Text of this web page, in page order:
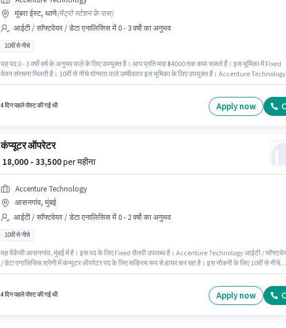
मुंबरा ईस्ट, थाणे(मेट्रो स्टेशन के पास)
आईटी / सॉफ्टवेयर / डेटा एनालिसिस में 0 - 3 वर्षो का अनुभव
10वीं से नीचे
यह पद 0 - 3 वर्षो वर्ष के अनुभव वाले के लिए उपयुक्त है। आप प्रति माह ₹34000 तक कमा सकते हैं। इस भूमिका में Fixed
वेतन संरचना मिलती है। 10वीं से नीचे योग्यता वाले उम्मीदवार इस भूमिका के लिए उपयुक्त हैं। Accenture Technology
4 दिन पहले पोस्ट की गई थी Apply now
कंप्यूटर ऑपरेटर
₹ 18,000 - 33,500per महीना
Accenture Technology
आसनगांव, मुंबई
आईटी / सॉफ्टवेयर / डेटा एनालिसिस में 0 - 2 वर्षो का अनुभव
10वीं से नीचे
यह वैकेंसी आसनगांव, मुंबई में है। इस पद के लिए Fixed सैलरी उपलब्ध है। Accenture Technology आईटी /
/ डेटा एनालिसिस श्रेणी में कंप्यूटर ऑपरेटर पद के लिए सक्रिय रूप से हायर कर रहा है। इस नौकरी के लिए 10वीं से नीचे
4 दिन पहले पोस्ट की गई थी Apply now